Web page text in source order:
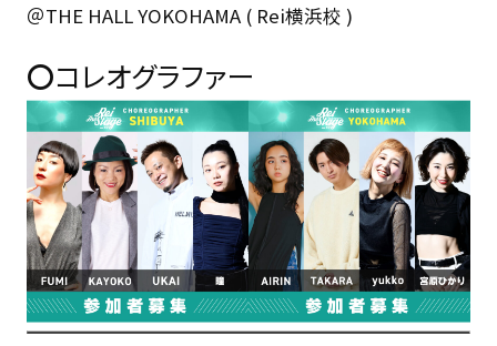
＠THE HALL YOKOHAMA ( Rei横浜校 )
〇コレオグラファー